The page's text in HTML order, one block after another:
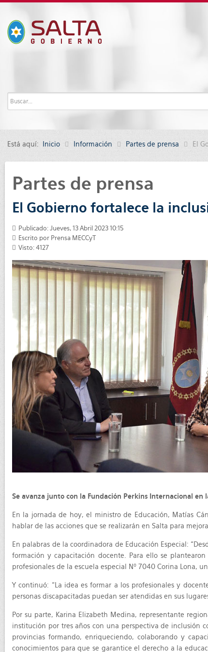
Está aquí: Inicio Información Partes de prensa El
Partes de prensa
El Gobierno fortalece la
Publicado: Jueves, 13 Abril 2023 10:15
Escrito por Prensa MECCyT
Visto: 4127
Se avanza junto con la Fundación Perkins Internacional
En la jornada de hoy, el ministro de Educación, Matías
hablar de las acciones que se realizarán en Salta para
En palabras de la coordinadora de Educación Especial:
formación y capacitación docente. Para ello se
profesionales de la escuela especial Nº 7040 Corina Lona,
Y continuó: “La idea es formar a los profesionales y
personas discapacitadas puedan ser atendidas en sus
Por su parte, Karina Elizabeth Medina, representante
institución por tres años con una perspectiva de inclusión
provincias formando, enriqueciendo, colaborando y
conocimientos para que se garantice el derecho a la